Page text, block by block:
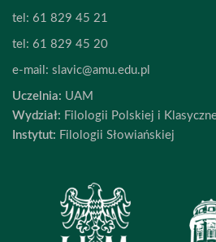
tel: 61 829 45 21
tel: 61 829 45 20
e-mail: slavic@amu.edu.pl
Uczelnia: UAM
Wydział: Filologii Polskiej i
Instytut: Filologii Słowiańskiej